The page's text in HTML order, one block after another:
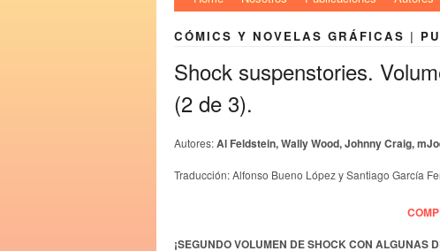
CÓMICS Y NOVELAS GRÁFICAS |
Shock suspenstories.
(2 de 3).
Autores:Al Feldstein, Wally Wood, Johnny Craig,
Traducción: Alfonso Bueno López y Santiago García
¡SEGUNDO VOLUMEN DE SHOCK CON ALGUNAS